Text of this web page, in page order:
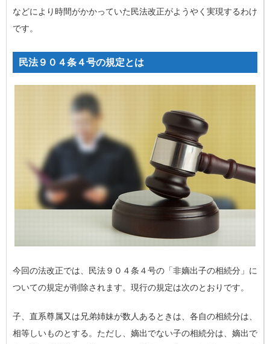
などにより時間がかかっていた民法改正がようやく実現するわけ
です。
民法９０４条４号の規定とは
今回の法改正では、民法９０４条４号の「非嫡出子の相続分」に
ついての規定が削除されます。現行の規定は次のとおりです。
子、直系尊属又は兄弟姉妹が数人あるときは、各自の相続分は、
相等しいものとする。ただし、 嫡出でない子の相続分は、嫡出で